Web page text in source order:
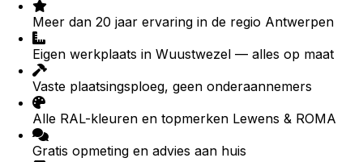
Meer dan 20 jaar ervaring in de regio Antwerpen
Eigen werkplaats in Wuustwezel — alles op maat
Vaste plaatsingsploeg, geen onderaannemers
Alle RAL-kleuren en topmerken Lewens & ROMA
Gratis opmeting en advies aan huis